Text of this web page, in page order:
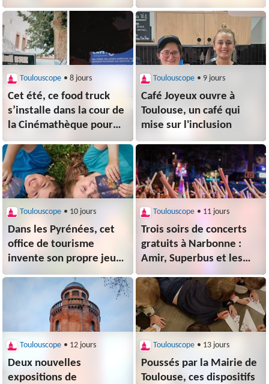
et gourmandes
Toulouscope • 8 jours
Cet été, ce food truck
s’installe dans la cour de
la Cinémathèque pour
accompagner les séances
en plein air
Toulouscope • 9 jours
Café Joyeux ouvre à
Toulouse, un café qui
mise sur l'inclusion
Toulouscope • 10 jours
Dans les Pyrénées, cet
office de tourisme
invente son propre jeu
de cartes
Toulouscope • 11 jours
Trois soirs de concerts
gratuits à Narbonne :
Amir, Superbus et les
stars des années 80 au
programme de Barques
en Scène
Toulouscope • 12 jours
Deux nouvelles
expositions de
Toulouscope • 13 jours
Poussés par la Mairie de
Toulouse, ces dispositifs